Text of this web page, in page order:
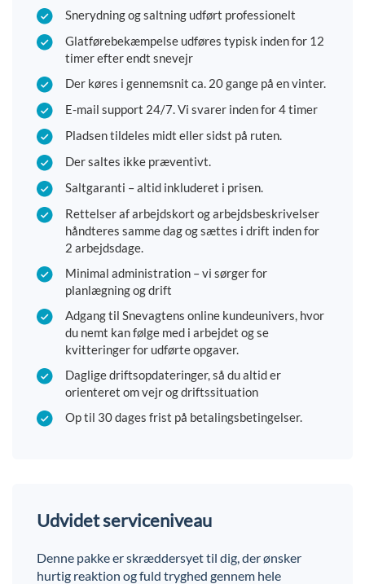
Snerydning og saltning udført professionelt
Glatførebekæmpelse udføres typisk inden for 12
timer efter endt snevejr
Der køres i gennemsnit ca. 20 gange på en vinter.
E-mail support 24/7. Vi svarer inden for 4 timer
Pladsen tildeles midt eller sidst på ruten.
Der saltes ikke præventivt.
Saltgaranti – altid inkluderet i prisen.
Rettelser af arbejdskort og arbejdsbeskrivelser
håndteres samme dag og sættes i drift inden for
2 arbejdsdage.
Minimal administration – vi sørger for
planlægning og drift
Adgang til Snevagtens online kundeunivers, hvor
du nemt kan følge med i arbejdet og se
kvitteringer for udførte opgaver.
Daglige driftsopdateringer, så du altid er
orienteret om vejr og driftssituation
Op til 30 dages frist på betalingsbetingelser.
Udvidet serviceniveau
Denne pakke er skræddersyet til dig, der ønsker
hurtig reaktion og fuld tryghed gennem hele